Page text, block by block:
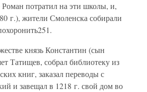
Роман потратил на эти школы, и,
г.), жители Смоленска собирали
князь Константин (сын
Татищев, собрал библиотеку из
книг, заказал переводы с
и завещал в 1218 г. свой дом во